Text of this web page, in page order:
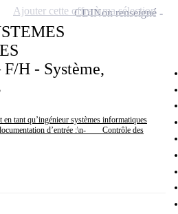
H - Système,
tant qu’ingénieur systèmes informatiques
d’entrée :\n- Contrôle des
CDINon renseigné
Ajouter cette offre à ma sélection